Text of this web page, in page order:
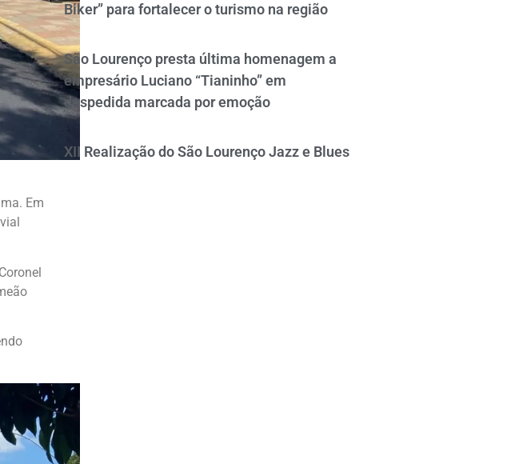
Em
Biker” para fortalecer o turismo na região
São Lourenço presta última homenagem a
empresário Luciano “Tianinho” em
despedida marcada por emoção
XII Realização do São Lourenço Jazz e Blues